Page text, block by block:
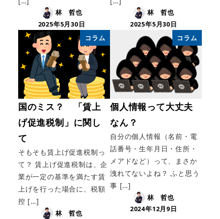
林 哲也
2025年5月30日
林 哲也
2025年5月30日
コラム
国のミス？ 「賃上
げ促進税制」に関し
て
そもそも賃上げ促進税制っ
て？ 賃上げ促進税制は、企
業が一定の基準を満たす賃
上げを行った場合に、税額
控 […]
林 哲也
コラム
個人情報って大丈夫
なん？
自分の個人情報（名前・電
話番号・生年月日・住所・
メアドなど）って、まさか
洩れてないよね？ ふと思う
事 […]
林 哲也
2024年12月9日